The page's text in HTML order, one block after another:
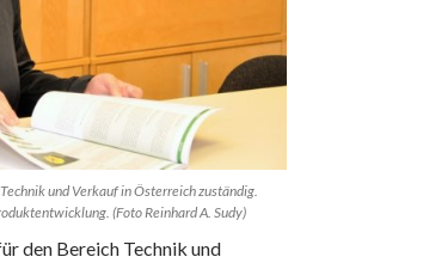
und Verkauf in Österreich zuständig.
(Foto Reinhard A. Sudy)
den Bereich Technik und